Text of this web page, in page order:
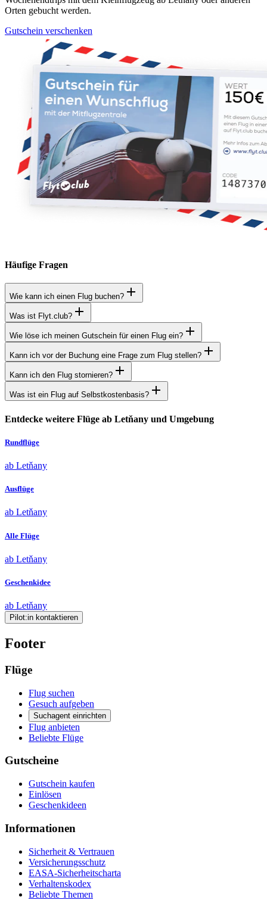
Orten gebucht werden.
Gutschein verschenken
Häufige Fragen
Wie kann ich einen Flug buchen?
Was ist Flyt.club?
Wie löse ich meinen Gutschein für einen Flug ein?
Kann ich vor der Buchung eine Frage zum Flug stellen?
Kann ich den Flug stornieren?
Was ist ein Flug auf Selbstkostenbasis?
Entdecke weitere Flüge ab Letňany und Umgebung
Rundflüge
ab Letňany
Ausflüge
ab Letňany
Alle Flüge
ab Letňany
Geschenkidee
ab Letňany
Pilot:in kontaktieren
Footer
Flüge
Flug suchen
Gesuch aufgeben
Suchagent einrichten
Flug anbieten
Beliebte Flüge
Gutscheine
Gutschein kaufen
Einlösen
Geschenkideen
Informationen
Sicherheit & Vertrauen
Versicherungsschutz
EASA-Sicherheitscharta
Verhaltenskodex
Beliebte Themen